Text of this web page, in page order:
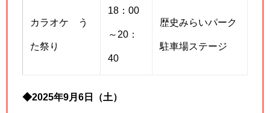
カラオケ う
た祭り
18：00
～20：
40
歴史みらいパーク
駐車場ステージ
◆2025年9月6日（土）